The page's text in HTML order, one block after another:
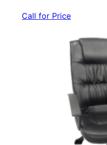
Call for Price